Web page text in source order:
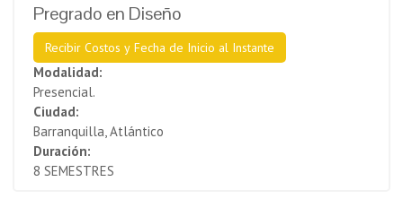
Pregrado en Diseño
Recibir Costos y Fecha de Inicio al Instante
Modalidad:
Presencial.
Ciudad:
Barranquilla, Atlántico
Duración:
8 SEMESTRES